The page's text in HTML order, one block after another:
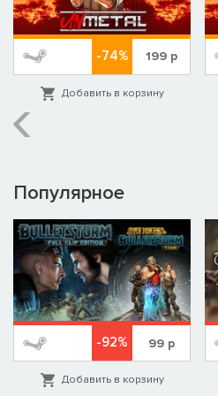
-74% 199р
Добавить в корзину
Популярное
-92% 99р
Добавить в корзину